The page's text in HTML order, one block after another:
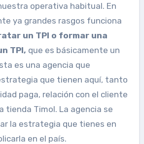
operativa habitual. En
ya grandes rasgos funciona
un TPI o formar una
TPI, que es básicamente un
es una agencia que
que tienen aquí, tanto
paga, relación con el cliente
tienda Timol. La agencia se
la estrategia que tienes en
en el país.